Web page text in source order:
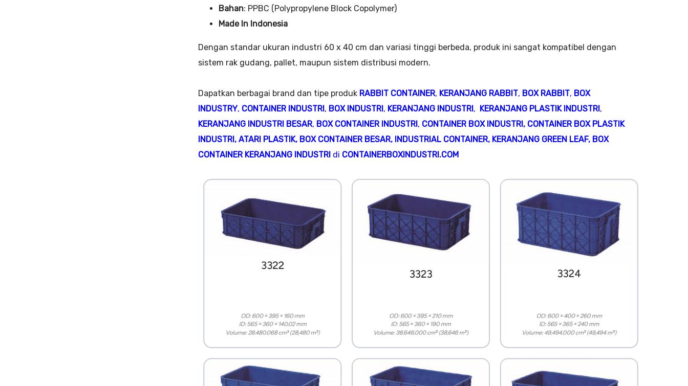
Bahan: PPBC (Polypropylene Block Copolymer)
Made In Indonesia
Dengan standar ukuran industri 60 x 40 cm dan variasi tinggi berbeda, produk ini sangat kompatibel dengan
sistem rak gudang, pallet, maupun sistem distribusi modern.
Dapatkan berbagai brand dan tipe produk RABBIT CONTAINER, KERANJANG RABBIT, BOX RABBIT, BOX
INDUSTRY, CONTAINER INDUSTRI, BOX INDUSTRI, KERANJANG INDUSTRI, KERANJANG PLASTIK INDUSTRI,
KERANJANG INDUSTRI BESAR, BOX CONTAINER INDUSTRI, CONTAINER BOX INDUSTRI, CONTAINER BOX PLASTIK
INDUSTRI, ATARI PLASTIK, BOX CONTAINER BESAR, INDUSTRIAL CONTAINER, KERANJANG GREEN LEAF, BOX
CONTAINER KERANJANG INDUSTRI di CONTAINERBOXINDUSTRI.COM